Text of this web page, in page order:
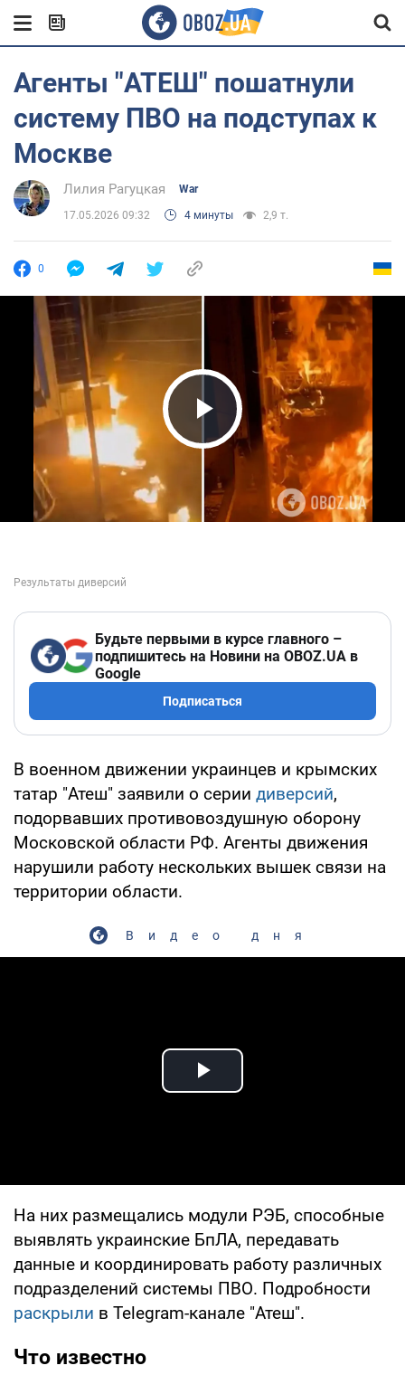
Агенты "АТЕШ" пошатнули
систему ПВО на подступах к
Москве
Лилия Рагуцкая War
17.05.2026 09:32 4 минуты 2,9 т.
0
Play Video
Будьте первыми в курсе главного –
подпишитесь на Новини на OBOZ.UA в
Google
Подписаться
В военном движении украинцев и крымских
татар "Атеш" заявили о серии диверсий,
подорвавших противовоздушную оборону
Московской области РФ. Агенты движения
нарушили работу нескольких вышек связи на
территории области.
Видео дня
Play Video
На них размещались модули РЭБ, способные
выявлять украинские БпЛА, передавать
данные и координировать работу различных
подразделений системы ПВО. Подробности
раскрыли в Telegram-канале "Атеш".
Что известно